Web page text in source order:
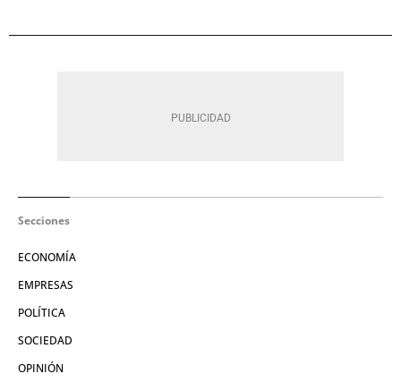
Secciones
ECONOMÍA
EMPRESAS
POLÍTICA
SOCIEDAD
OPINIÓN